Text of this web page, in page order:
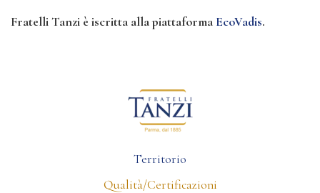
Fratelli Tanzi è iscritta alla piattaforma EcoVadis.
Territorio
Qualità/Certificazioni